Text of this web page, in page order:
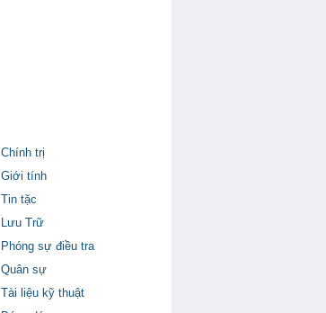
Chính trị
Giới tính
Tin tặc
Lưu Trữ
Phóng sự điều tra
Quân sự
Tài liệu kỹ thuật